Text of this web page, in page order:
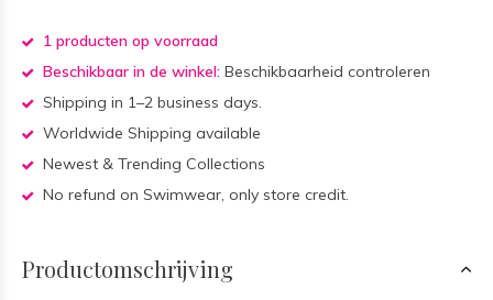
1 producten op voorraad
Beschikbaar in de winkel: Beschikbaarheid controleren
Shipping in 1–2 business days.
Worldwide Shipping available
Newest & Trending Collections
No refund on Swimwear, only store credit.
Productomschrijving